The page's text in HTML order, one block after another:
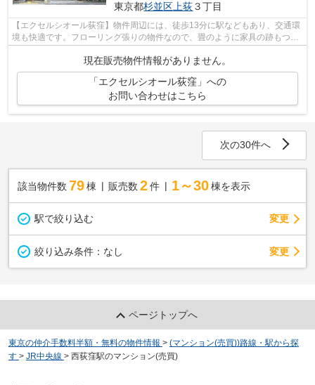
東京都杉並区上荻３丁目
【エクセルシオール荻窪】物件周辺には、徒歩13分に駅などもあり、交通環
境も快適です。フローリング張りの物件なので、畳のように家具の跡もつき
現在販売物件情報がありません。
「エクセルシオール荻窪」への
お問い合わせはこちら
次の30件へ
該当物件数 79棟 販売数 2 件 1～30 棟を表示
駅で絞り込む 変更
絞り込み条件： なし 変更
ページトップへ
東京の仲介手数料半額・無料の物件情報 > (マンション(売買))路線・駅から探
す > JR中央線 > 西荻窪駅のマンション(売買)